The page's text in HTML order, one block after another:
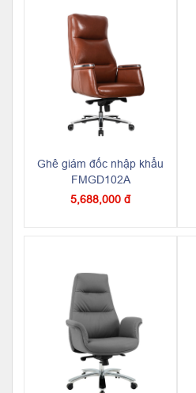
Ghê giám đốc nhập khẩu
FMGD102A
5,688,000 đ